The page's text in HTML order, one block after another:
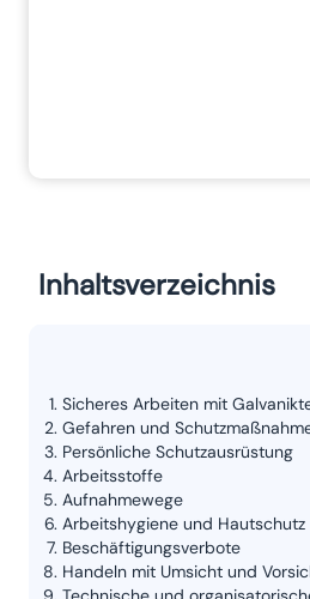
Inhaltsverzeichnis
Sicheres Arbeiten mit
Gefahren und
Persönliche Schutzausrüstung
Arbeitsstoffe
Aufnahmewege
Arbeitshygiene und Hautschutz
Beschäftigungsverbote
Handeln mit Umsicht und